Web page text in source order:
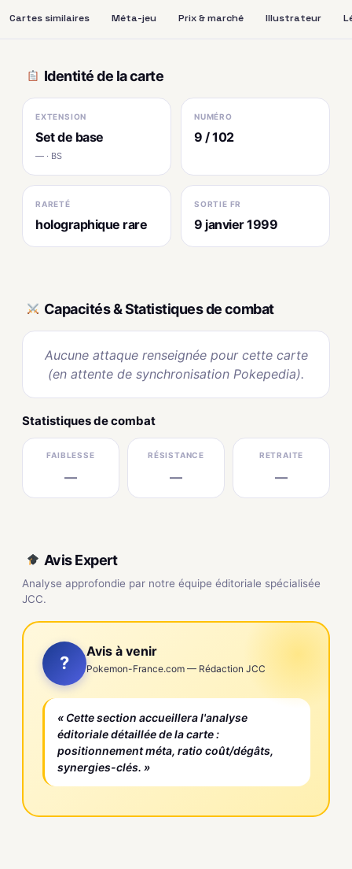
Cartes similaires Méta-jeu Prix & marché Illustrateur
Identité de la carte
EXTENSION
Set de base
— · BS
NUMÉRO
9 / 102
RARETÉ
holographique rare
SORTIE FR
9 janvier 1999
Capacités & Statistiques de combat
Aucune attaque renseignée pour cette carte
(en attente de synchronisation Pokepedia).
Statistiques de combat
FAIBLESSE
—
RÉSISTANCE
—
RETRAITE
—
Avis Expert
Analyse approfondie par notre équipe éditoriale spécialisée
JCC.
?
Avis à venir
Pokemon-France.com — Rédaction JCC
« Cette section accueillera l'analyse
éditoriale détaillée de la carte :
positionnement méta, ratio coût/dégâts,
synergies-clés. »